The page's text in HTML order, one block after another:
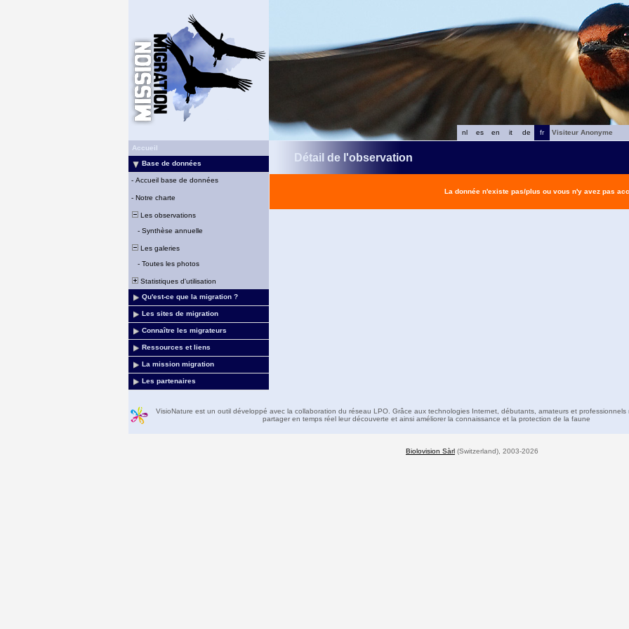
fr
de
it
en
es
nl
Visiteur Anonyme
Accueil
Base de données
- Accueil base de données
- Notre charte
Les observations
- Synthèse annuelle
Les galeries
- Toutes les photos
Statistiques d'utilisation
Qu'est-ce que la migration ?
Les sites de migration
Connaître les migrateurs
Ressources et liens
La mission migration
Les partenaires
Détail de l'observation
La donnée n'existe pas/plus ou vous n'y avez pas
VisioNature est un outil développé avec la collaboration du réseau LPO. Grâce aux technologies Internet, débutants, amateurs et professionnels
partager en temps réel leur découverte et ainsi améliorer la connaissance et la protection de la faune
Biolovision Sàrl (Switzerland), 2003-2026